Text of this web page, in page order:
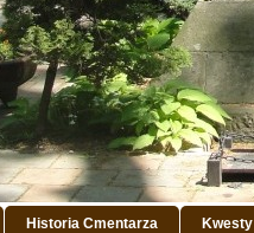
Historia Cmentarza Kwesty